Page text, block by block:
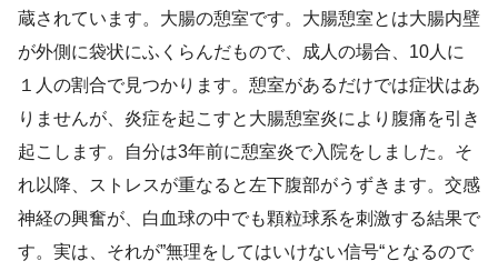
蔵されています。大腸の憩室です。大腸憩室とは大腸内壁
が外側に袋状にふくらんだもので、成人の場合、10人に
１人の割合で見つかります。憩室があるだけでは症状はあ
りませんが、炎症を起こすと大腸憩室炎により腹痛を引き
起こします。自分は3年前に憩室炎で入院をしました。そ
れ以降、ストレスが重なると左下腹部がうずきます。交感
神経の興奮が、白血球の中でも顆粒球系を刺激する結果で
す。実は、それが”無理をしてはいけない信号“となるので